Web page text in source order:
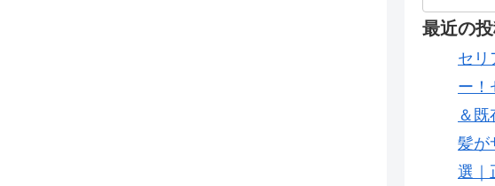
最近の
セリ
ー！
＆既
髪が
選｜